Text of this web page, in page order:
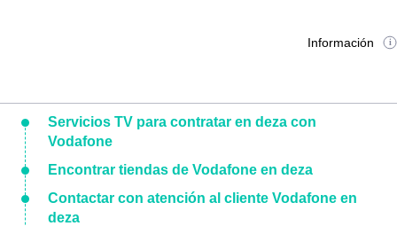
Información
Servicios TV para contratar en deza con
Vodafone
Encontrar tiendas de Vodafone en deza
Contactar con atención al cliente Vodafone en
deza